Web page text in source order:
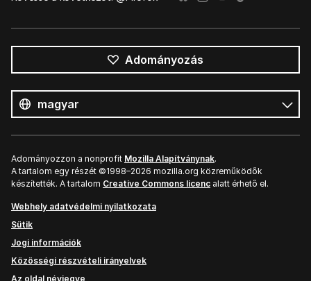
Adományozás
nyelv
Nyelv
Adományozzon a nonprofit Mozilla Alapítványnak.
A tartalom egy részét ©1998–2026 mozilla.org közreműködők
készítették. A tartalom Creative Commons licenc alatt érhető el.
Webhely adatvédelmi nyilatkozata
Sütik
Jogi információk
Közösségi részvételi irányelvek
Az oldal névjegye